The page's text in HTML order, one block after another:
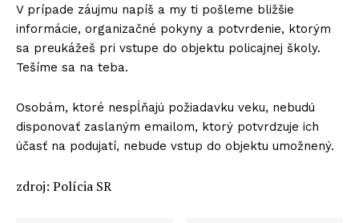
V prípade záujmu napíš a my ti pošleme bližšie
informácie, organizačné pokyny a potvrdenie, ktorým
sa preukážeš pri vstupe do objektu policajnej školy.
Tešíme sa na teba.
Osobám, ktoré nespĺňajú požiadavku veku, nebudú
disponovať zaslaným emailom, ktorý potvrdzuje ich
účasť na podujatí, nebude vstup do objektu umožnený.
zdroj: Polícia SR